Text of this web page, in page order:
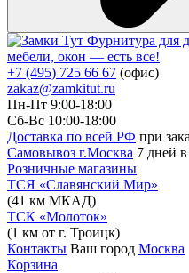
Фурнитура для
мебели, окон — есть все!
+7 (495) 725 66 67 (офис)
zakaz@zamkitut.ru
Пн-Пт 9:00-18:00
Сб-Вс 10:00-18:00
Доставка по всей РФ при
Самовывоз г.Москва 7 дней
Розничные магазины
ТСЯ «Славянский Мир»
(41 км МКАД)
ТСК «Молоток»
(1 км от г. Троицк)
Контакты Ваш город Москва
Корзина